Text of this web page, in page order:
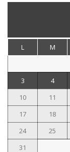
L M
3
4
10
11
17
18
24
25
31